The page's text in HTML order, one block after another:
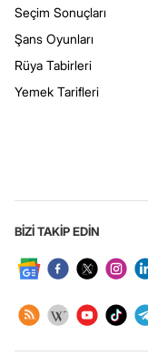
Seçim Sonuçları
Şans Oyunları
Rüya Tabirleri
Yemek Tarifleri
BİZİ TAKİP EDİN